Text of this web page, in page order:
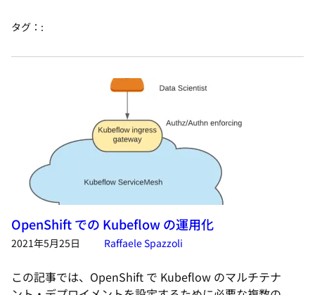
タグ： :
OpenShift での Kubeflow の運用化
2021年5月25日 Raffaele Spazzoli
この記事では、OpenShift で Kubeflow のマルチテナ